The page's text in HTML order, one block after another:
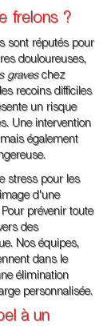
frelons ?
sont réputés pour
douloureuses,
graveschez
recoins difficiles
un risque
Une intervention
également
stress pour les
d'une
prévenir toute
des
Nos équipes,
dans le
élimination
personnalisée.
à un